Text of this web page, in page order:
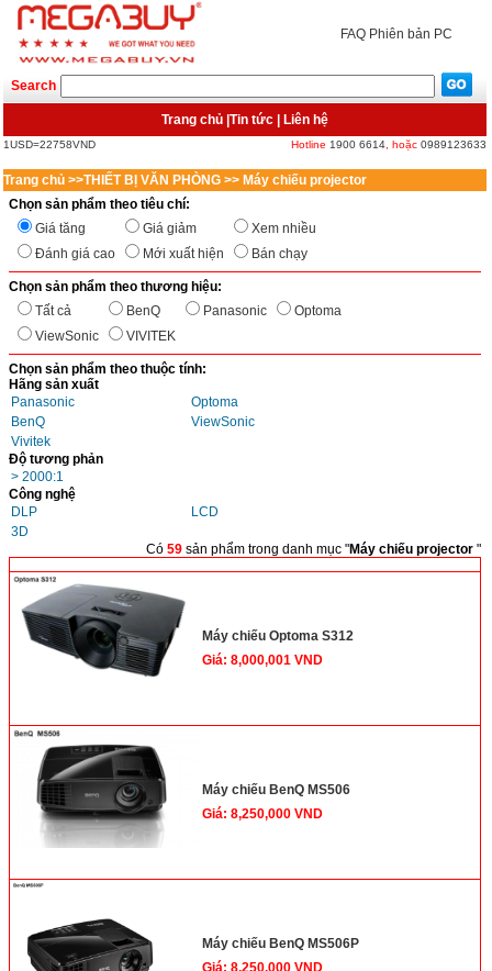
FAQ Phiên bản PC
Search
Trang chủ Tin tức Liên hệ
1USD=22758VND Hotline 1900 6614 , hoặc 0989123633
Trang chủ >>THIẾT BỊ VĂN PHÒNG >> Máy chiếu projector
Chọn sản phẩm theo tiêu chí:
Giá tăng
Giá giảm
Xem nhiều
Đánh giá cao
Mới xuất hiện Bán chạy
Chọn sản phẩm theo thương hiệu:
Tất cả
BenQ Panasonic
Optoma
ViewSonic
VIVITEK
Chọn sản phẩm theo thuộc tính:
Hãng sản xuất
Panasonic
Optoma
BenQ
ViewSonic
Vivitek
Độ tương phản
> 2000:1
Công nghệ
DLP
LCD
3D
Có 59 sản phẩm trong danh mục "Máy chiếu projector "
Máy chiếu Optoma S312
Giá: 8,000,001 VND
Máy chiếu BenQ MS506
Giá: 8,250,000 VND
Máy chiếu BenQ MS506P
Giá: 8,250,000 VND